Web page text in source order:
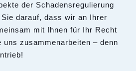
der Schadensregulierung
darauf, dass wir an Ihrer
mit Ihnen für Ihr Recht
uns zusammenarbeiten – denn